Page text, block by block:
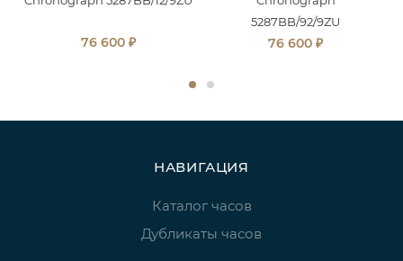
76 600 ₽
5287BB/92/9ZU
76 600 ₽
НАВИГАЦИЯ
Каталог часов
Дубликаты часов